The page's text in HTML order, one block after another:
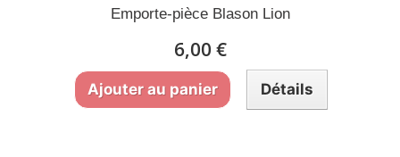
Emporte-pièce Blason Lion
6,00 €
Ajouter au panier Détails